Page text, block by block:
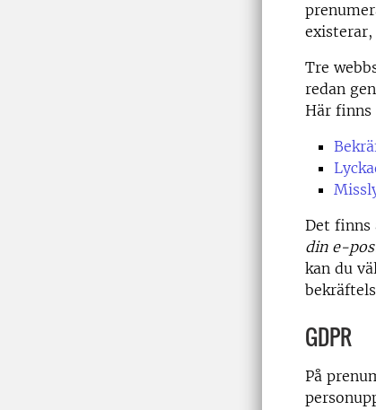
Tre
redan
Här finns
Det finns
din e-
kan du
GDPR
På